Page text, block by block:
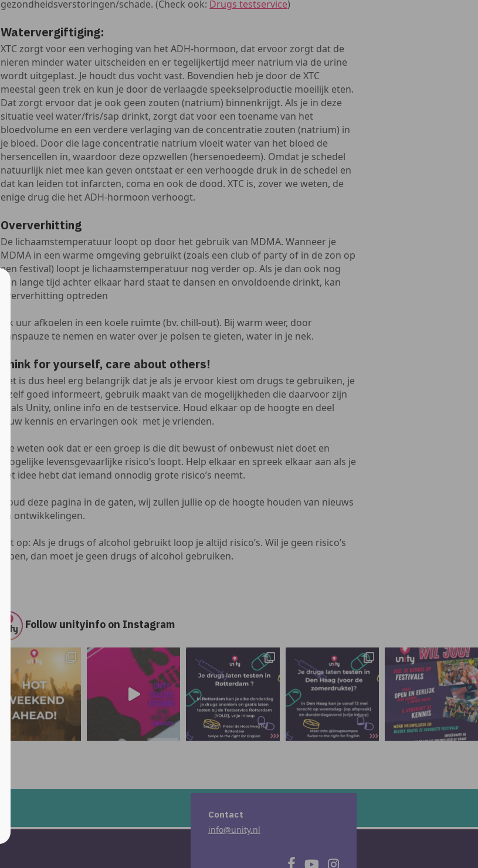
gezondheidsverstoringen/schade. (Check ook: Drugs testservice)
Watervergiftiging:
XTC zorgt voor een verhoging van het ADH-hormoon, dat ervoor zorgt dat de
nieren minder water uitscheiden en er tegelijkertijd meer natrium via de urine
wordt uitgeplast. Je houdt dus vocht vast. Bovendien heb je door de XTC
meestal geen trek en kun je door de verlaagde speekselproductie moeilijk eten.
Dat zorgt ervoor dat je ook geen zouten (natrium) binnenkrijgt. Als je in deze
situatie veel water/fris/sap drinkt, zorgt dat voor een toename van het
bloedvolume en een verdere verlaging van de concentratie zouten (natrium) in
je bloed. Door die lage concentratie natrium vloeit water van het bloed de
hersencellen in, waardoor deze opzwellen (hersenoedeem). Omdat je schedel
natuurlijk niet mee kan geven ontstaat er een verhoogde druk in de schedel en
dat kan leiden tot infarcten, coma en ook de dood. XTC is, zover we weten, de
enige drug die het ADH-hormoon verhoogt.
Oververhitting
De lichaamstemperatuur loopt op door het gebruik van MDMA. Wanneer je
MDMA in een warme omgeving gebruikt (zoals een club of party of in de zon op
een festival) loopt je lichaamstemperatuur nog verder op. Als je dan ook nog
een lange tijd achter elkaar hard staat te dansen en onvoldoende drinkt, kan
oververhitting optreden
Elk uur afkoelen in een koele ruimte (bv. chill-out). Bij warm weer, door
danspauze te nemen en water over je polsen te gieten, water in je nek.
Think for yourself, care about others!
Het is dus heel erg belangrijk dat je als je ervoor kiest om drugs te gebruiken, je
jezelf goed informeert, gebruik maakt van de mogelijkheden die daarvoor zijn
zoals Unity, online info en de testservice. Houd elkaar op de hoogte en deel
jouw kennis en ervaringen ook met je vrienden.
We weten ook dat er een groep is die dit bewust of onbewust niet doet en
mogelijke levensgevaarlijke risico’s loopt. Help elkaar en spreek elkaar aan als je
het idee hebt dat iemand onnodig grote risico’s neemt.
Houd deze pagina in de gaten, wij zullen jullie op de hoogte houden van nieuws
en ontwikkelingen.
Let op: Als je drugs of alcohol gebruikt loop je altijd risico’s. Wil je geen risico’s
lopen, dan moet je geen drugs of alcohol gebruiken.
Follow unityinfo on Instagram
Contact
info@unity.nl